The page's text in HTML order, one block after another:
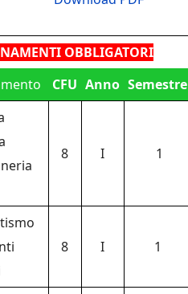
OBBLIGATORI
CFU Anno Semestre
8 I 1
8 I 1